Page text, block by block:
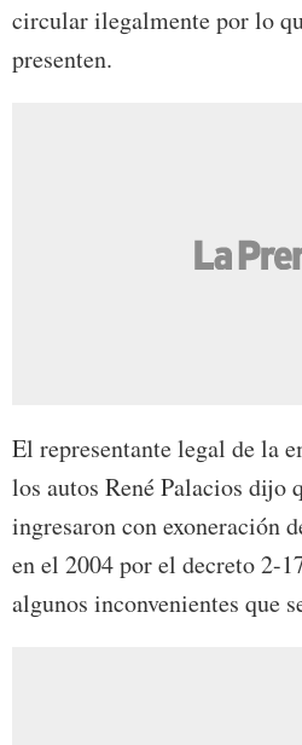
circular ilegalmente por lo
presenten.
El representante legal de la
los autos René Palacios dijo
ingresaron con exoneración
en el 2004 por el decreto 2-
algunos inconvenientes que